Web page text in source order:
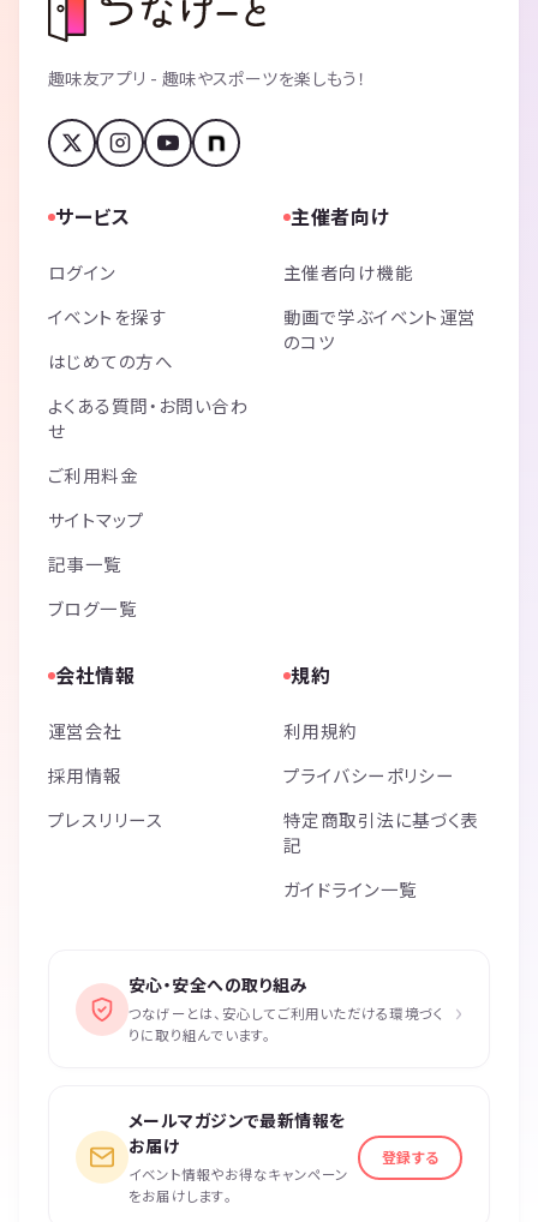
趣味友アプリ - 趣味やスポーツを楽しもう！
サービス
ログイン
イベントを探す
はじめての方へ
よくある質問・お問い合わ
せ
ご利用料金
サイトマップ
記事一覧
ブログ一覧
主催者向け
主催者向け機能
動画で学ぶイベント運営
のコツ
会社情報
運営会社
採用情報
プレスリリース
規約
利用規約
プライバシーポリシー
特定商取引法に基づく表
記
ガイドライン一覧
安心・安全への取り組み
つなげーとは、安心してご利用いただける環境づく
りに取り組んでいます。
›
メールマガジンで最新情報を
お届け
イベント情報やお得なキャンペーン
をお届けします。
登録する